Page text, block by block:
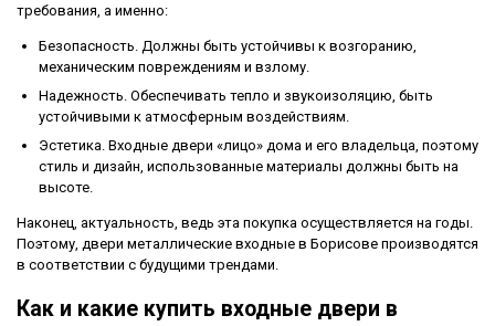
требования, а именно:
Безопасность. Должны быть устойчивы к возгоранию,
механическим повреждениям и взлому.
Надежность. Обеспечивать тепло и звукоизоляцию, быть
устойчивыми к атмосферным воздействиям.
Эстетика. Входные двери «лицо» дома и его владельца, поэтому
стиль и дизайн, использованные материалы должны быть на
высоте.
Наконец, актуальность, ведь эта покупка осуществляется на годы.
Поэтому, двери металлические входные в Борисове производятся
в соответствии с будущими трендами.
Как и какие купить входные двери в